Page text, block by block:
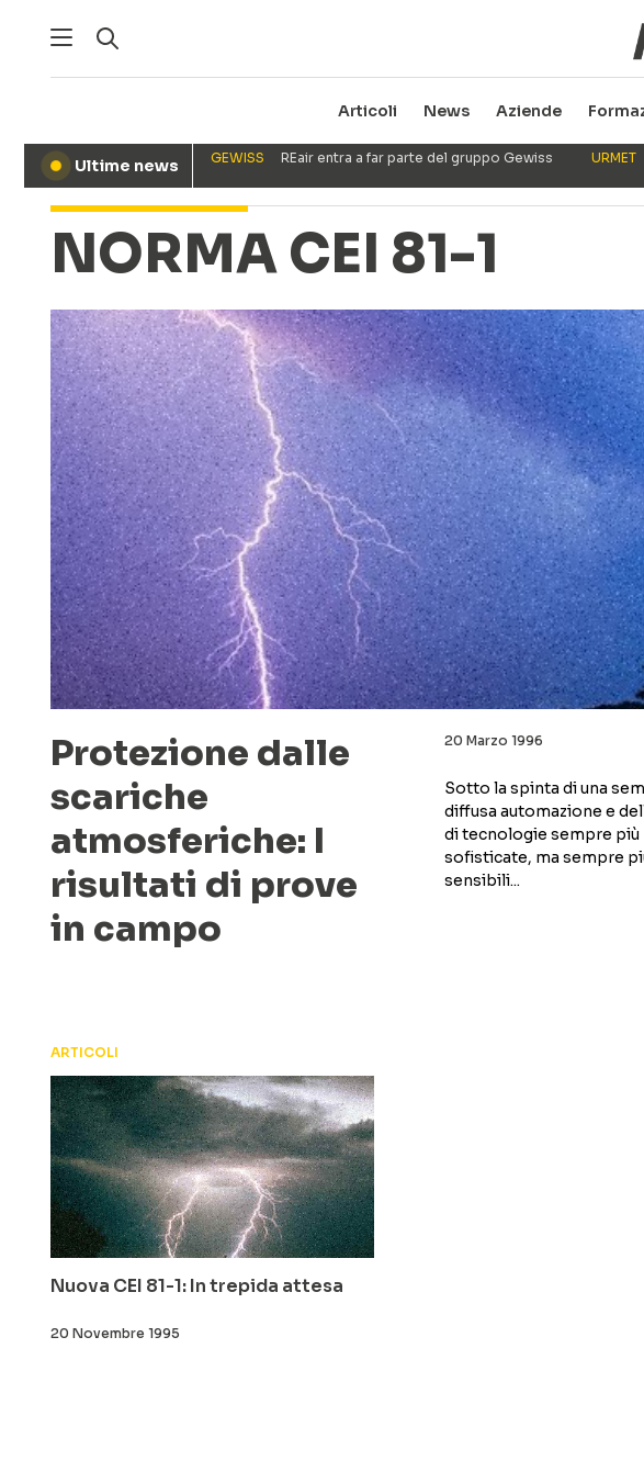
Articoli News Aziende
● Ultime news GEWISS REair entra a far parte del gruppo Gewiss URMET
NORMA CEI 81-1
Protezione dalle
scariche
atmosferiche: I
risultati di prove
in campo
20 Marzo 1996
Sotto la spinta di una
diffusa automazione e
di tecnologie sempre più
sofisticate, ma sempre
sensibili...
ARTICOLI
Nuova CEI 81-1: In trepida attesa
20 Novembre 1995